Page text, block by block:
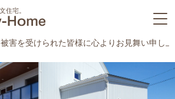
住宅。
られた皆様に心よりお見舞い申し上げま